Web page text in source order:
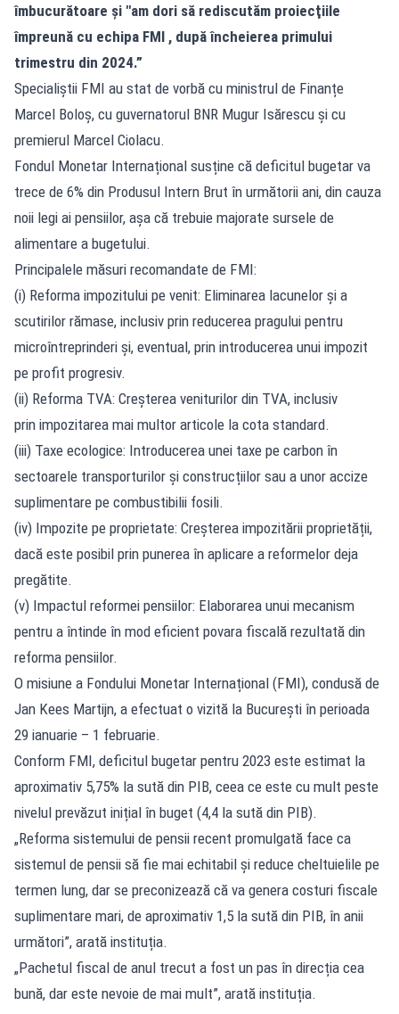
îmbucurătoare şi "am dori să rediscutăm proiecţiile
împreună cu echipa FMI , după încheierea primului
trimestru din 2024.”
Specialiștii FMI au stat de vorbă cu ministrul de Finanțe
Marcel Boloș, cu guvernatorul BNR Mugur Isărescu și cu
premierul Marcel Ciolacu.
Fondul Monetar Internațional susține că deficitul bugetar va
trece de 6% din Produsul Intern Brut în următorii ani, din cauza
noii legi ai pensiilor, așa că trebuie majorate sursele de
alimentare a bugetului.
Principalele măsuri recomandate de FMI:
(i) Reforma impozitului pe venit: Eliminarea lacunelor și a
scutirilor rămase, inclusiv prin reducerea pragului pentru
microîntreprinderi și, eventual, prin introducerea unui impozit
pe profit progresiv.
(ii) Reforma TVA: Creșterea veniturilor din TVA, inclusiv
prin impozitarea mai multor articole la cota standard.
(iii) Taxe ecologice: Introducerea unei taxe pe carbon în
sectoarele transporturilor și construcțiilor sau a unor accize
suplimentare pe combustibilii fosili.
(iv) Impozite pe proprietate: Creșterea impozitării proprietății,
dacă este posibil prin punerea în aplicare a reformelor deja
pregătite.
(v) Impactul reformei pensiilor: Elaborarea unui mecanism
pentru a întinde în mod eficient povara fiscală rezultată din
reforma pensiilor.
O misiune a Fondului Monetar Internațional (FMI), condusă de
Jan Kees Martijn, a efectuat o vizită la București în perioada
29 ianuarie – 1 februarie.
Conform FMI, deficitul bugetar pentru 2023 este estimat la
aproximativ 5,75% la sută din PIB, ceea ce este cu mult peste
nivelul prevăzut inițial în buget (4,4 la sută din PIB).
„Reforma sistemului de pensii recent promulgată face ca
sistemul de pensii să fie mai echitabil și reduce cheltuielile pe
termen lung, dar se preconizează că va genera costuri fiscale
suplimentare mari, de aproximativ 1,5 la sută din PIB, în anii
următori”, arată instituția.
„Pachetul fiscal de anul trecut a fost un pas în direcția cea
bună, dar este nevoie de mai mult”, arată instituția.